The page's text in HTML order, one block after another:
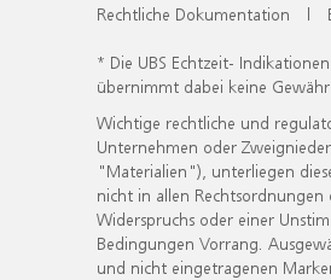
Rechtliche Dokumentation |
* Die UBS Echtzeit-
übernimmt dabei keine
Wichtige rechtliche und
Unternehmen oder
"Materialien"), unterliegen
nicht in allen
Widerspruchs oder einer
Bedingungen Vorrang.
und nicht eingetragenen